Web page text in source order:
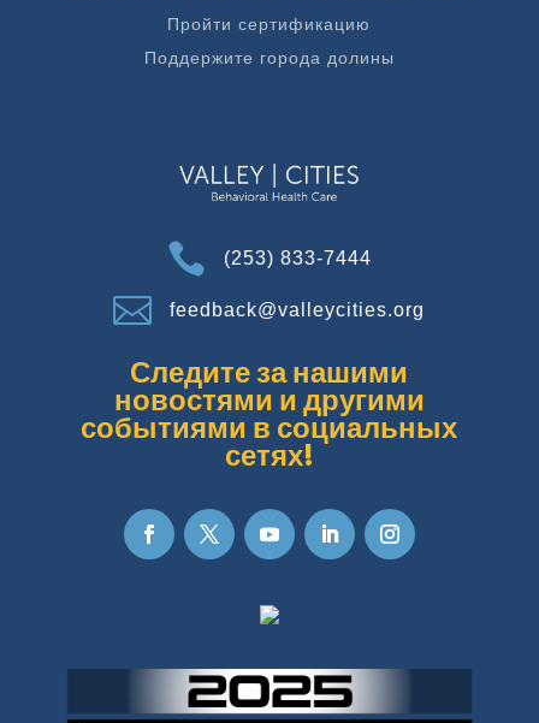
Пройти сертификацию
Поддержите города долины
 (253) 833-7444
 feedback@valleycities.org
Следите за нашими
новостями и другими
событиями в социальных
сетях!